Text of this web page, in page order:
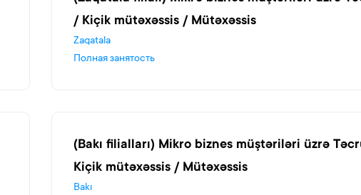
/ Kiçik mütəxəssis / Mütəxəssis
Zaqatala
Полная занятость
(Bakı filialları) Mikro biznes müştəriləri üzrə
Kiçik mütəxəssis / Mütəxəssis
Bakı